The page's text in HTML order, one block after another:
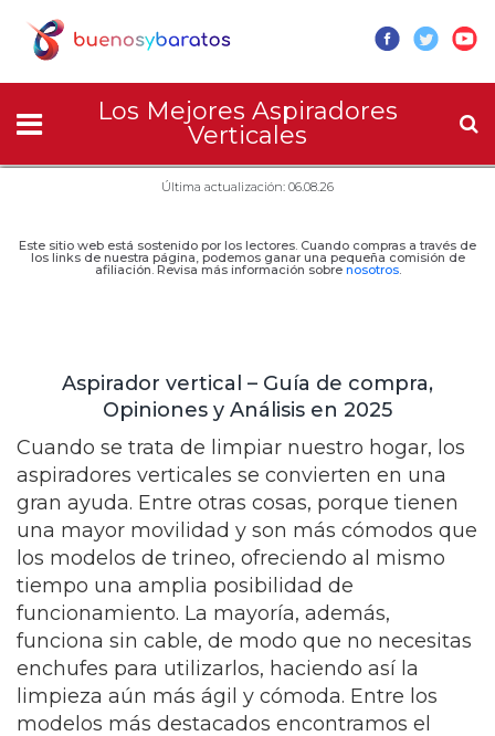
Los Mejores Aspiradores
Verticales
Última actualización: 06.08.26
Este sitio web está sostenido por los lectores. Cuando compras a través de
los links de nuestra página, podemos ganar una pequeña comisión de
afiliación. Revisa más información sobre nosotros.
Aspirador vertical – Guía de compra,
Opiniones y Análisis en 2025
Cuando se trata de limpiar nuestro hogar, los
aspiradores verticales se convierten en una
gran ayuda. Entre otras cosas, porque tienen
una mayor movilidad y son más cómodos que
los modelos de trineo, ofreciendo al mismo
tiempo una amplia posibilidad de
funcionamiento. La mayoría, además,
funciona sin cable, de modo que no necesitas
enchufes para utilizarlos, haciendo así la
limpieza aún más ágil y cómoda. Entre los
modelos más destacados encontramos el